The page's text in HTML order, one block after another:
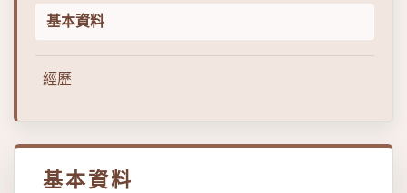
基本資料
經歷
基本資料